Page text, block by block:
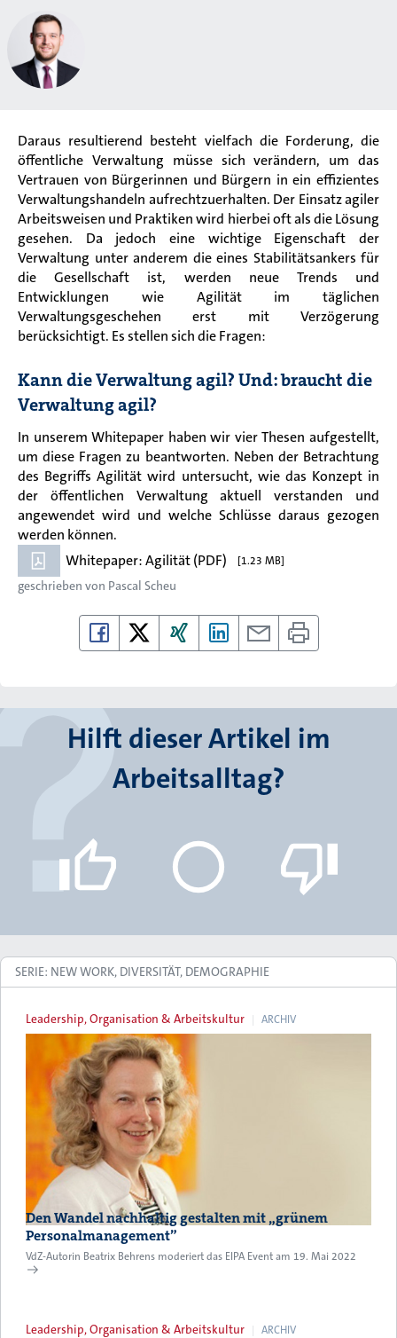
Daraus resultierend besteht vielfach die Forderung, die
öffentliche Verwaltung müsse sich verändern, um das
Vertrauen von Bürgerinnen und Bürgern in ein effizientes
Verwaltungshandeln aufrechtzuerhalten. Der Einsatz agiler
Arbeitsweisen und Praktiken wird hierbei oft als die Lösung
gesehen. Da jedoch eine wichtige Eigenschaft der
Verwaltung unter anderem die eines Stabilitätsankers für
die Gesellschaft ist, werden neue Trends und
Entwicklungen wie Agilität im täglichen
Verwaltungsgeschehen erst mit Verzögerung
berücksichtigt. Es stellen sich die Fragen:
Kann die Verwaltung agil? Und: braucht die
Verwaltung agil?
In unserem Whitepaper haben wir vier Thesen aufgestellt,
um diese Fragen zu beantworten. Neben der Betrachtung
des Begriffs Agilität wird untersucht, wie das Konzept in
der öffentlichen Verwaltung aktuell verstanden und
angewendet wird und welche Schlüsse daraus gezogen
werden können.
Whitepaper: Agilität (PDF)
[1.23 MB]
geschrieben von Pascal Scheu
Hilft dieser Artikel im
Arbeitsalltag?
SERIE: NEW WORK, DIVERSITÄT, DEMOGRAPHIE
Leadership, Organisation & Arbeitskultur ARCHIV
Den Wandel nachhaltig gestalten mit „grünem
Personalmanagement”
VdZ-Autorin Beatrix Behrens moderiert das EIPA Event am 19. Mai 2022
Leadership, Organisation & Arbeitskultur ARCHIV